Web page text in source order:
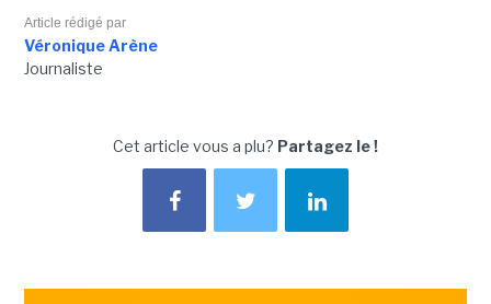
Article rédigé par
Véronique Arène
Journaliste
Cet article vous a plu? Partagez le !